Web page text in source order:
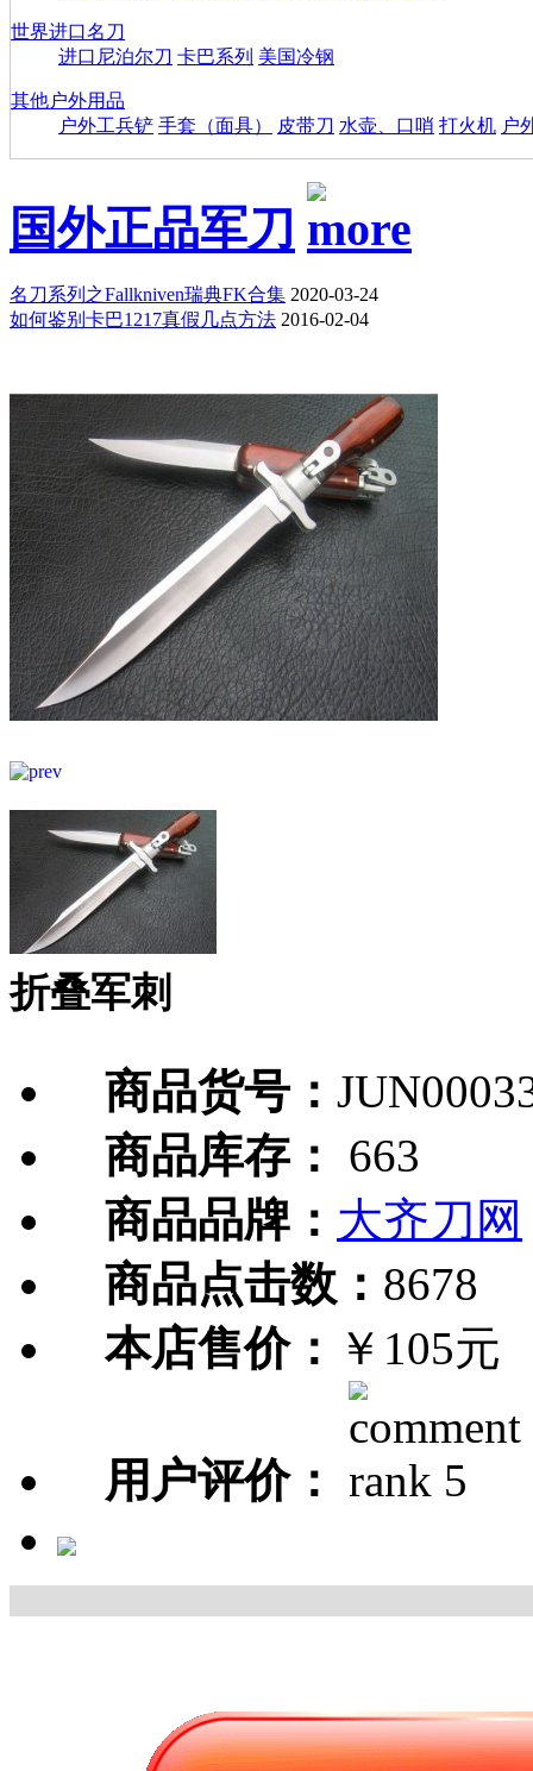
世界进口名刀
进口尼泊尔刀 卡巴系列 美国冷钢
其他户外用品
户外工兵铲 手套（面具） 皮带刀 水壶、口哨 打火机 户
国外正品军刀
名刀系列之Fallkniven瑞典FK合集 2020-03-24
如何鉴别卡巴1217真假几点方法 2016-02-04
折叠军刺
商品货号：
商品库存：
663
商品品牌： 大齐刀网
商品点击数： 8678
本店售价： ￥105元
用户评价：